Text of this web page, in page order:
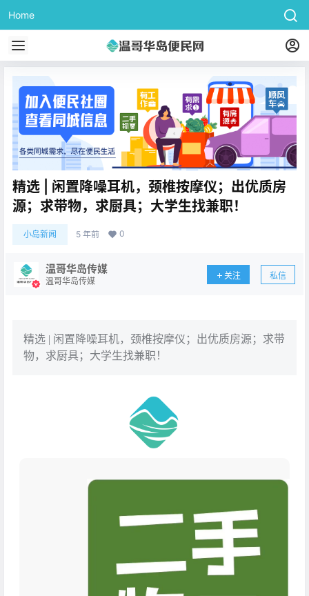
Home
精选 | 闲置降噪耳机，颈椎按摩仪；出优质房
源；求带物，求厨具；大学生找兼职！
小岛新闻 5 年前 0
温哥华岛传媒
温哥华岛传媒
关注 私信
精选 | 闲置降噪耳机，颈椎按摩仪；出优质房源；求带
物，求厨具；大学生找兼职！